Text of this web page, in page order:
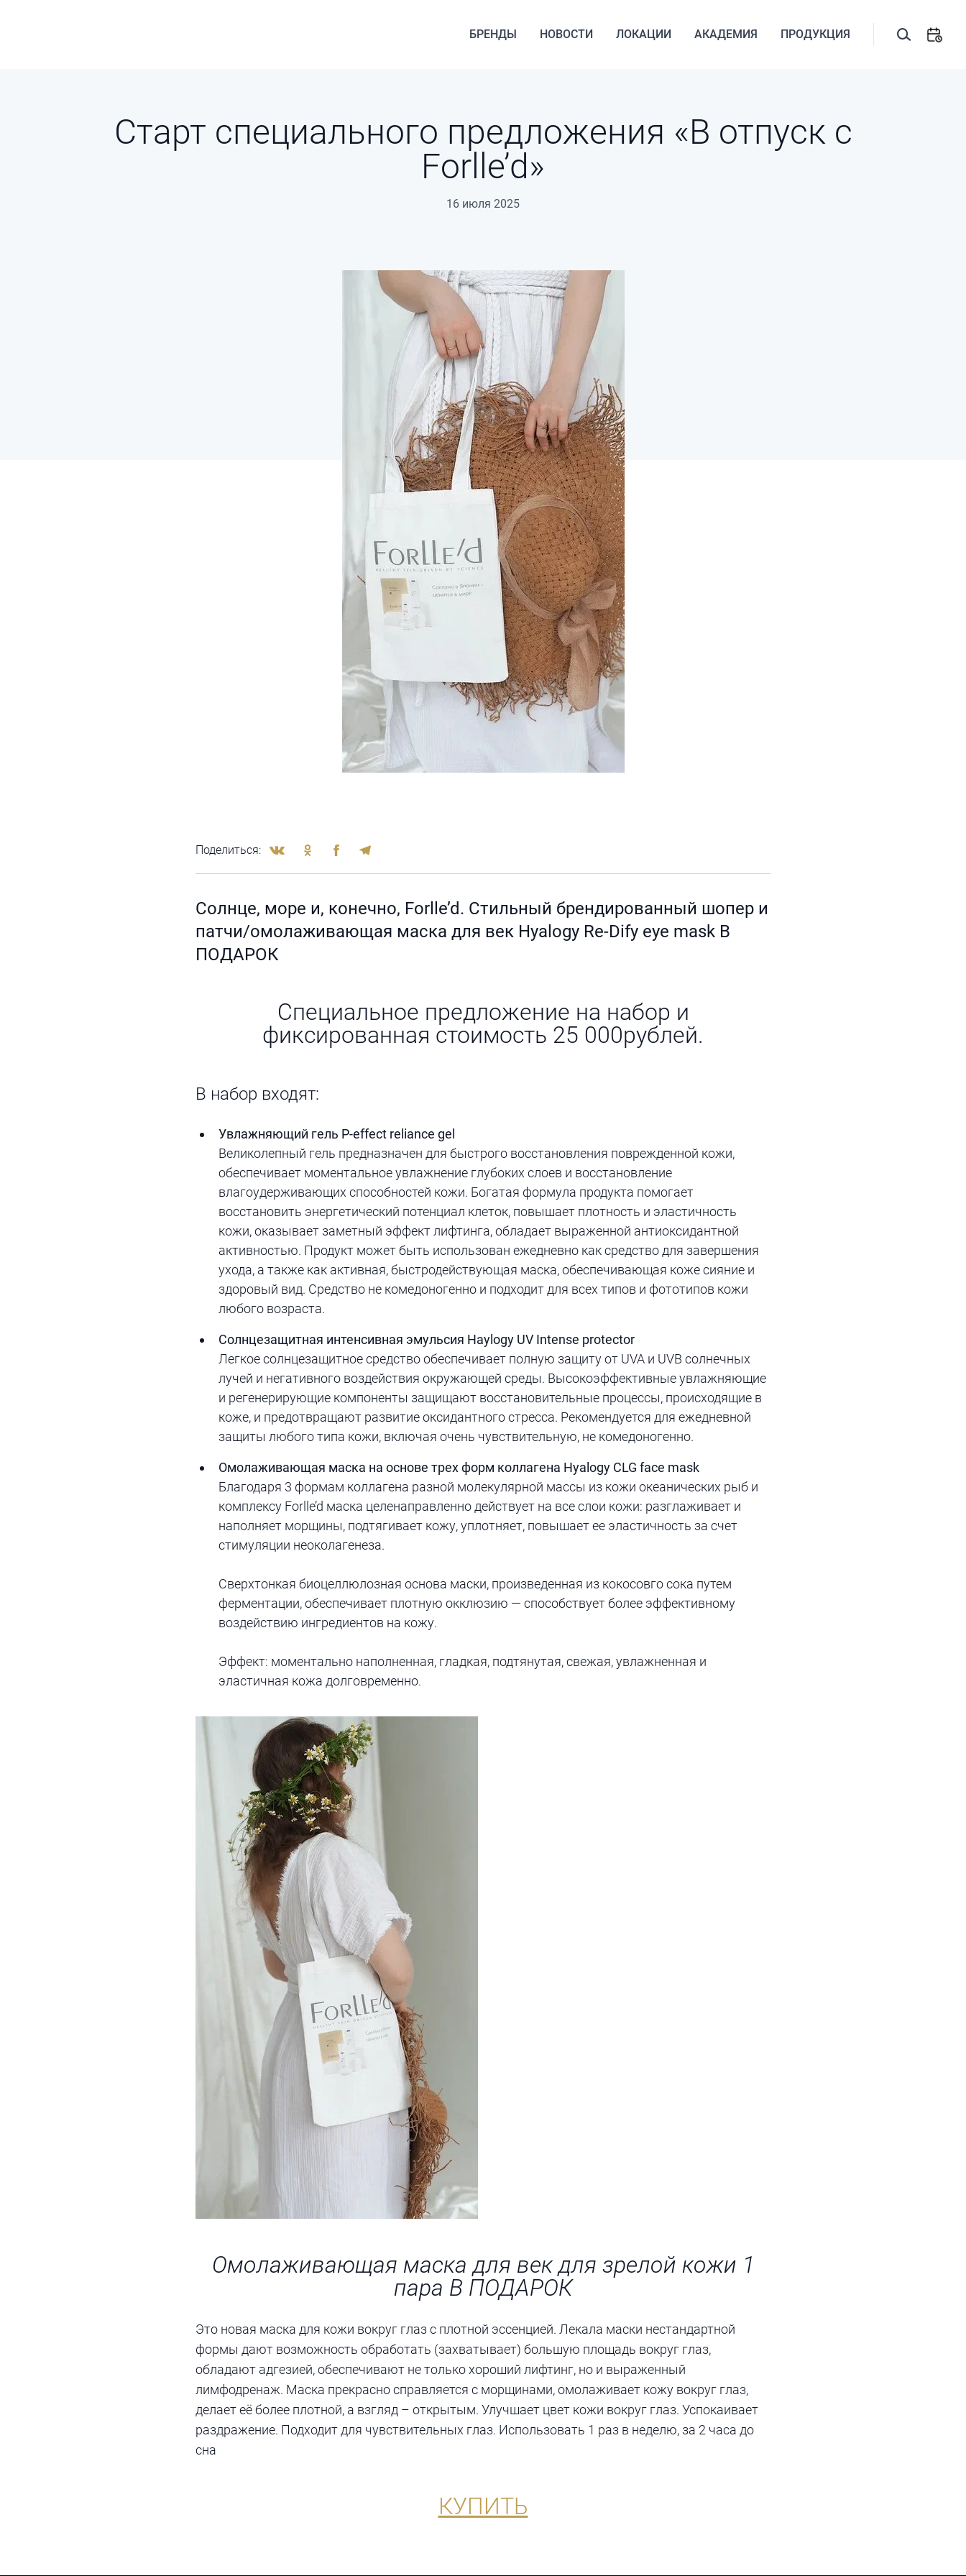
БРЕНДЫ НОВОСТИ ЛОКАЦИИ АКАДЕМИЯ ПРОДУКЦИЯ
Старт cпециального предложения «В отпуск с
Forlle’d»
16 июля 2025
Поделиться:
Солнце, море и, конечно, Forlle’d. Стильный брендированный шопер и
патчи/омолаживающая маска для век Hyalogy Re-Dify eye mask В
ПОДАРОК
Специальное предложение на набор и
фиксированная стоимость 25 000рублей.
В набор входят:
Увлажняющий гель P-effect reliance gel
Великолепный гель предназначен для быстрого восстановления поврежденной кожи,
обеспечивает моментальное увлажнение глубоких слоев и восстановление
влагоудерживающих способностей кожи. Богатая формула продукта помогает
восстановить энергетический потенциал клеток, повышает плотность и эластичность
кожи, оказывает заметный эффект лифтинга, обладает выраженной антиоксидантной
активностью. Продукт может быть использован ежедневно как средство для завершения
ухода, а также как активная, быстродействующая маска, обеспечивающая коже сияние и
здоровый вид. Средство не комедоногенно и подходит для всех типов и фототипов кожи
любого возраста.
Солнцезащитная интенсивная эмульсия Haylogy UV Intense protector
Легкое солнцезащитное средство обеспечивает полную защиту от UVA и UVB солнечных
лучей и негативного воздействия окружающей среды. Высокоэффективные увлажняющие
и регенерирующие компоненты защищают восстановительные процессы, происходящие в
коже, и предотвращают развитие оксидантного стресса. Рекомендуется для ежедневной
защиты любого типа кожи, включая очень чувствительную, не комедоногенно.
Омолаживающая маска на основе трех форм коллагена Hyalogy CLG face mask
Благодаря 3 формам коллагена разной молекулярной массы из кожи океанических рыб и
комплексу Forlle’d маска целенаправленно действует на все слои кожи: разглаживает и
наполняет морщины, подтягивает кожу, уплотняет, повышает ее эластичность за счет
стимуляции неоколагенеза.
Сверхтонкая биоцеллюлозная основа маски, произведенная из кокосовго сока путем
ферментации, обеспечивает плотную окклюзию — способствует более эффективному
воздействию ингредиентов на кожу.
Эффект: моментально наполненная, гладкая, подтянутая, свежая, увлажненная и
эластичная кожа долговременно.
Омолаживающая маска для век для зрелой кожи 1
пара В ПОДАРОК
Это новая маска для кожи вокруг глаз с плотной эссенцией. Лекала маски нестандартной
формы дают возможность обработать (захватывает) большую площадь вокруг глаз,
обладают адгезией, обеспечивают не только хороший лифтинг, но и выраженный
лимфодренаж. Маска прекрасно справляется с морщинами, омолаживает кожу вокруг глаз,
делает её более плотной, а взгляд – открытым. Улучшает цвет кожи вокруг глаз. Успокаивает
раздражение. Подходит для чувствительных глаз. Использовать 1 раз в неделю, за 2 часа до
сна
КУПИТЬ